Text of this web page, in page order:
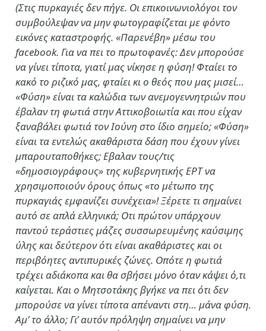
(Στις πυρκαγιές δεν πήγε. Οι επικοινωνιολόγοι τον
συμβούλεψαν να μην φωτογραφίζεται με φόντο
εικόνες καταστροφής. «Παρενέβη» μέσω του
facebook. Για να πει το πρωτοφανές: Δεν μπορούσε
να γίνει τίποτα, γιατί μας νίκησε η φύση! Φταίει το
κακό το ριζικό μας, φταίει κι ο θεός που μας μισεί…
«Φύση» είναι τα καλώδια των ανεμογεννητριών που
έβαλαν τη φωτιά στην Αττικοβοιωτία και που είχαν
ξαναβάλει φωτιά τον Ιούνη στο ίδιο σημείο; «Φύση»
είναι τα εντελώς ακαθάριστα δάση που έχουν γίνει
μπαρουταποθήκες; Εβαλαν τους/τις
«δημοσιογράφους» της κυβερνητικής ΕΡΤ να
χρησιμοποιούν όρους όπως «το μέτωπο της
πυρκαγιάς εμφανίζει συνέχεια»! Ξέρετε τι σημαίνει
αυτό σε απλά ελληνικά; Οτι πρώτον υπάρχουν
παντού τεράστιες μάζες συσσωρευμένης καύσιμης
ύλης και δεύτερον ότι είναι ακαθάριστες και οι
περιβόητες αντιπυρικές ζώνες. Οπότε η φωτιά
τρέχει αδιάκοπα και θα σβήσει μόνο όταν κάψει ό,τι
καίγεται. Και ο Μητσοτάκης βγήκε να πει ότι δεν
μπορούσε να γίνει τίποτα απέναντι στη… μάνα φύση.
Αμ’ το άλλο; Γι’ αυτόν πρόληψη σημαίνει να μην